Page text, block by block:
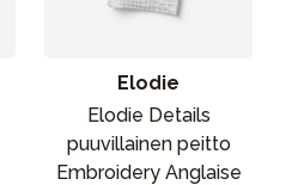
Elodie
Elodie Details
puuvillainen peitto
Embroidery Anglaise